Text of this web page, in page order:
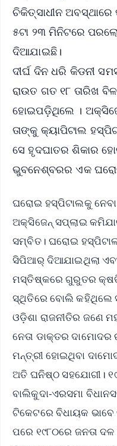
ଚିକିତ୍ସାଧୀନ
୫ଟା ୨୩ ମିନିଟରେ
ଦିଆଯାଇଛି।
ଦୀର୍ଘ ଦିନ ଧରି କିଡନୀ
ରାଉତ ଗତ ୧୮ ତାରିଖ
ହୋଇପଡ଼ିଥିଲେ ।
ତାଙ୍କୁ କ୍ୟାପିଟାଲ
ସେ ହୃଦଘାତର ଶିକାର
ଭୁବନେଶ୍ବରର ଏକ
ଘରୋଇ ହସ୍ପିଟାଲକୁ
ଅକ୍ସିଜେନ୍ ସପ୍ଲାଇ
ସମ୍ବିତ। ଘରୋଇ
ସିପିଆର୍ ଦିଆଯାଇଥିଲା ଏବଂ
ମସ୍ତିଷ୍କରେ ଗୁରୁତର
ସ୍ଥିତିରେ ବୋଲି କହିଥିଲେ
ଓଡ଼ିଶା ରାଜନୀତିର ଜଣେ
ନେତା ଡାକ୍ତର ଦାମୋଦର
ମନ୍ତ୍ରୀ ହୋଇଥିବା
ଅତି ଘନିଷ୍ଠ ସହଯୋଗୀ।
ବାଲିକୁଦା-ଏରସମା
ଟିକେଟରେ ବିଧାୟକ ଭାବେ
ପରେ ୧୯୮୦ରେ ଜନତା